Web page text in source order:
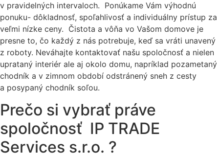
v pravidelných intervaloch. Ponúkame Vám výhodnú
ponuku- dôkladnosť, spoľahlivosť a individuálny prístup za
veľmi nízke ceny. Čistota a vôňa vo Vašom domove je
presne to, čo každý z nás potrebuje, keď sa vráti unavený
z roboty. Neváhajte kontaktovať našu spoločnosť a nielen
uprataný interiér ale aj okolo domu, napríklad pozametaný
chodník a v zimnom období odstránený sneh z cesty
a posypaný chodník soľou.
Prečo si vybrať práve
spoločnosť IP TRADE
Services s.r.o. ?